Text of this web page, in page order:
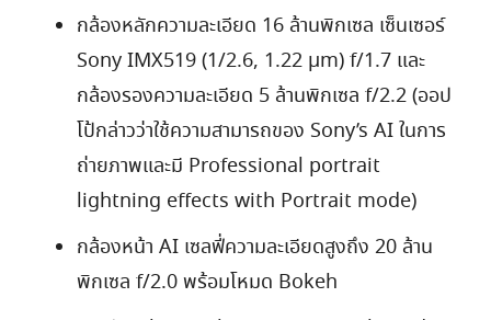
กล้องหลักความละเอียด 16 ล้านพิกเซล เซ็นเซอร์
Sony IMX519 (1/2.6, 1.22 μm) f/1.7 และ
กล้องรองความละเอียด 5 ล้านพิกเซล f/2.2 (ออป
โป้กล่าวว่าใช้ความสามารถของ Sony’s AI ในการ
ถ่ายภาพและมี Professional portrait
lightning effects with Portrait mode)
กล้องหน้า AI เซลฟี่ความละเอียดสูงถึง 20 ล้าน
พิกเซล f/2.0 พร้อมโหมด Bokeh